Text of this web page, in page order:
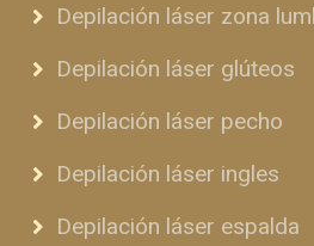
Depilación láser zona
Depilación láser glúteos
Depilación láser pecho
Depilación láser ingles
Depilación láser espalda